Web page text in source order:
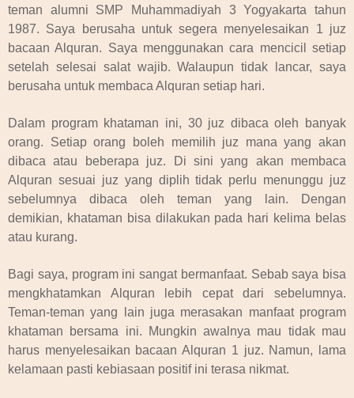
teman alumni SMP Muhammadiyah 3 Yogyakarta tahun
1987. Saya berusaha untuk segera menyelesaikan 1 juz
bacaan Alquran. Saya menggunakan cara mencicil setiap
setelah selesai salat wajib. Walaupun tidak lancar, saya
berusaha untuk membaca Alquran setiap hari.
Dalam program khataman ini, 30 juz dibaca oleh banyak
orang. Setiap orang boleh memilih juz mana yang akan
dibaca atau beberapa juz. Di sini yang akan membaca
Alquran sesuai juz yang diplih tidak perlu menunggu juz
sebelumnya dibaca oleh teman yang lain. Dengan
demikian, khataman bisa dilakukan pada hari kelima belas
atau kurang.
Bagi saya, program ini sangat bermanfaat. Sebab saya bisa
mengkhatamkan Alquran lebih cepat dari sebelumnya.
Teman-teman yang lain juga merasakan manfaat program
khataman bersama ini. Mungkin awalnya mau tidak mau
harus menyelesaikan bacaan Alquran 1 juz. Namun, lama
kelamaan pasti kebiasaan positif ini terasa nikmat.